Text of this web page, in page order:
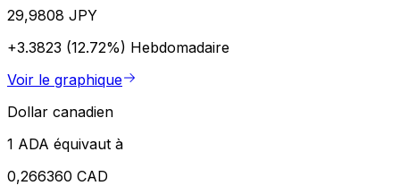
29,9808 JPY
+3.3823 (12.72%) Hebdomadaire
Voir le graphique
Dollar canadien
1 ADA équivaut à
0,266360 CAD